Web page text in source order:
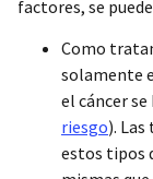
factores, se
Como
solamente
el cáncer
riesgo).
estos tipos